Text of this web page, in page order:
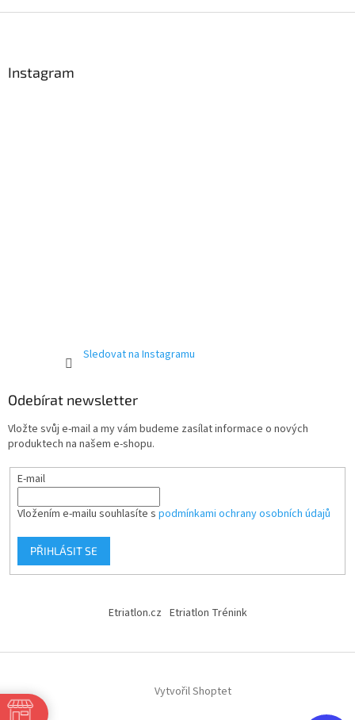
Instagram
Sledovat na Instagramu
Odebírat newsletter
Vložte svůj e-mail a my vám budeme zasílat informace o nových
produktech na našem e-shopu.
E-mail
Vložením e-mailu souhlasíte s podmínkami ochrany osobních údajů
PŘIHLÁSIT SE
Etriatlon.cz Etriatlon Trénink
Vytvořil Shoptet